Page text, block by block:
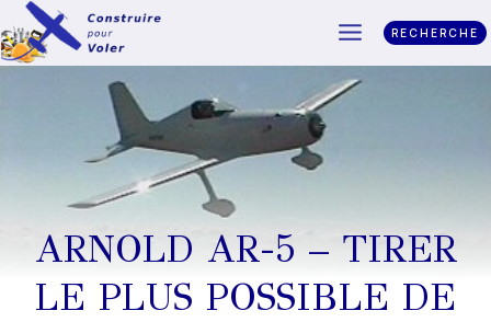
RECHERCHE
ARNOLD AR-5 – TIRER
LE PLUS POSSIBLE DE